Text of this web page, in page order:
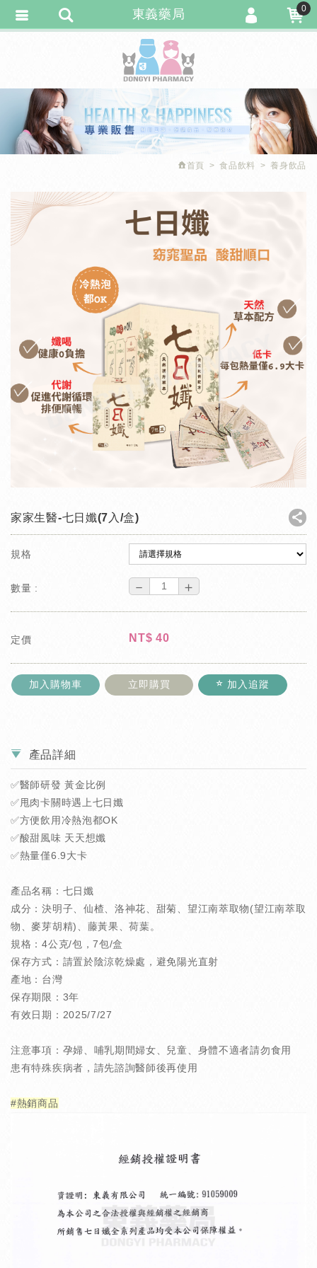
首頁 食品飲料 養身飲品
家家生醫-七日孅(7入/盒)
規格
數量 : － ＋
定價 NT$ 40
加入購物車 立即購買 加入追蹤
產品詳細
✅醫師研發 黃金比例
✅甩肉卡關時遇上七日孅
✅方便飲用冷熱泡都OK
✅酸甜風味 天天想孅
✅熱量僅6.9大卡
產品名稱：七日孅
成分：決明子、仙楂、洛神花、甜菊、望江南萃取物(望江南萃取
物、麥芽胡精)、藤黃果、荷葉。
規格：4公克/包，7包/盒
保存方式：請置於陰涼乾燥處，避免陽光直射
產地：台灣
保存期限：3年
有效日期：2025/7/27
注意事項：孕婦、哺乳期間婦女、兒童、身體不適者請勿食用
患有特殊疾病者，請先諮詢醫師後再使用
#熱銷商品
東義藥局 0
會員登入
會員註冊
忘記密碼
訂單查詢
追蹤清單
繁體中文